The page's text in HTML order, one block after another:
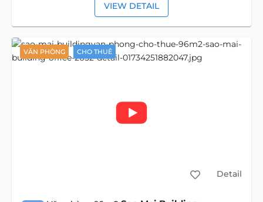
VIEW DETAIL
VĂN PHÒNG CHO THUÊ
Detail